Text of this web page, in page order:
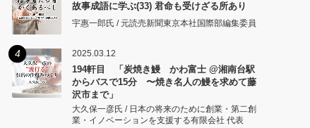
故事成語に学ぶ(33) 君命も受けざる所あり
宇惠一郎氏 / 元読売新聞東京本社国際部編集委員
4 2025.03.12
194軒目 「炭焼き鰻 かわ富士 @湘南台駅
からバスで15分 〜焼き名人の鰻を求めて藤
沢市まで」
大久保一彦氏 / 日本の将来のために創業・第二創
業・イノベーションを支援する有限会社 代表